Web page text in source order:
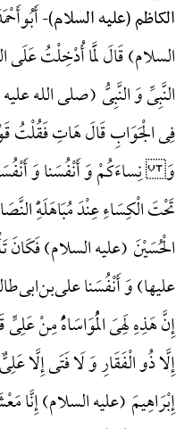
الکاظم (علیه السلام)-
السلام) قَالَ لَمَّا أُدْخِلْتُ
النَّبِیِّ وَ النَّبِیُّ (صلی الله
فِی الْجَوَابِ قَالَ هَاتِ فَقُلْتُ
وَ نِساءَکُمْ وَ أَنْفُسَنا وَ
تَحْتَ الْکِسَاءِ عِنْدَ مُبَاهَلَهًِْ
الْحُسَیْنَ (علیه السلام) فَکَانَ
علیها) وَ أَنْفُسَنا
إِنَّ هَذِهِ لَهِیَ الْمُوَاسَاهًُْ مِنْ
إِلَّا ذُو الْفَقَارِ وَ لَا فَتَی إِلَّا
إِبْرَاهِیمَ (علیه السلام) إِنَّا